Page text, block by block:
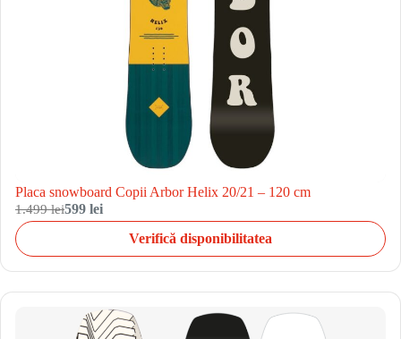
Placa snowboard Copii Arbor Helix 20/21 – 120 cm
1.499 lei599 lei
Verifică disponibilitatea